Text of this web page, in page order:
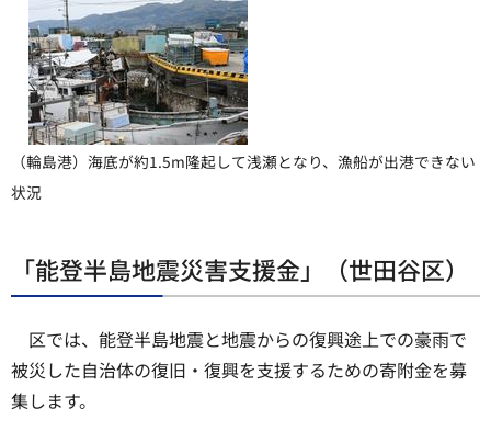
（輪島港）海底が約1.5m隆起して浅瀬となり、漁船が出港できない
状況
「能登半島地震災害支援金」（世田谷区）
区では、能登半島地震と地震からの復興途上での豪雨で
被災した自治体の復旧・復興を支援するための寄附金を募
集します。